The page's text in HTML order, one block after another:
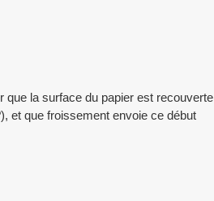
que la surface du papier est recouverte
et que froissement envoie ce début